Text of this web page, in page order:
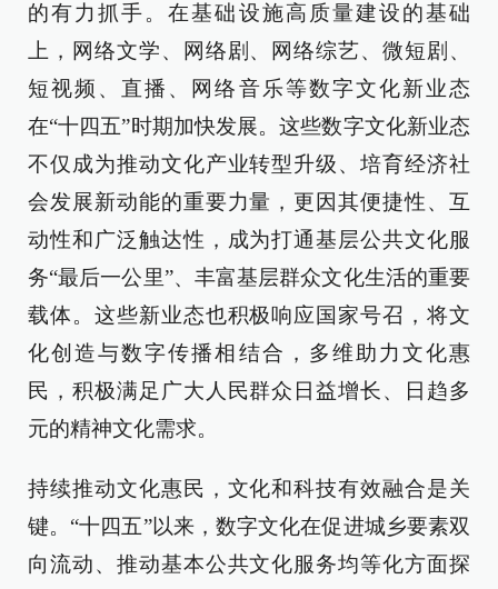
的有力抓手。在基础设施高质量建设的基础
上，网络文学、网络剧、网络综艺、微短剧、
短视频、直播、网络音乐等数字文化新业态
在“十四五”时期加快发展。这些数字文化新业态
不仅成为推动文化产业转型升级、培育经济社
会发展新动能的重要力量，更因其便捷性、互
动性和广泛触达性，成为打通基层公共文化服
务“最后一公里”、丰富基层群众文化生活的重要
载体。这些新业态也积极响应国家号召，将文
化创造与数字传播相结合，多维助力文化惠
民，积极满足广大人民群众日益增长、日趋多
元的精神文化需求。
持续推动文化惠民，文化和科技有效融合是关
键。“十四五”以来，数字文化在促进城乡要素双
向流动、推动基本公共文化服务均等化方面探